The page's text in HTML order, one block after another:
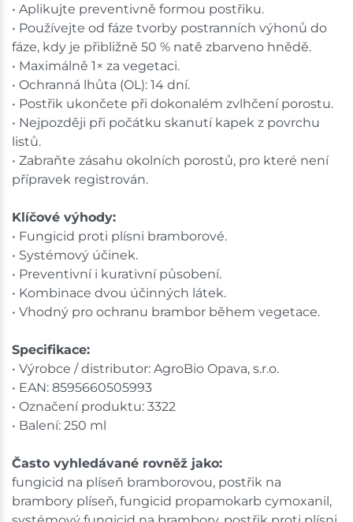
• Aplikujte preventivně formou postřiku.
• Používejte od fáze tvorby postranních výhonů do
fáze, kdy je přibližně 50 % natě zbarveno hnědě.
• Maximálně 1× za vegetaci.
• Ochranná lhůta (OL): 14 dní.
• Postřik ukončete při dokonalém zvlhčení porostu.
• Nejpozději při počátku skanutí kapek z povrchu
listů.
• Zabraňte zásahu okolních porostů, pro které není
přípravek registrován.
Klíčové výhody:
• Fungicid proti plísni bramborové.
• Systémový účinek.
• Preventivní i kurativní působení.
• Kombinace dvou účinných látek.
• Vhodný pro ochranu brambor během vegetace.
Specifikace:
• Výrobce / distributor: AgroBio Opava, s.r.o.
• EAN: 8595660505993
• Označení produktu: 3322
• Balení: 250 ml
Často vyhledávané rovněž jako:
fungicid na plíseň bramborovou, postřik na
brambory plíseň, fungicid propamokarb cymoxanil,